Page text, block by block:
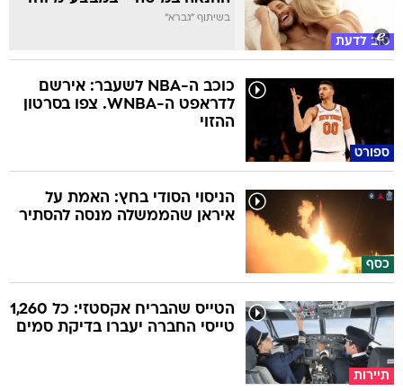
טוב לדעת
בשיתוף "גברא"
ספורט
כוכב ה-NBA לשעבר: אירשם
לדראפט ה-WNBA. צפו בסרטון
ההזוי
כסף
הניסוי הסודי בחץ: האמת על
איראן שהממשלה מנסה להסתיר
תיירות
הטייס שהבריח אקסטזי: כל 1,260
טייסי החברה יעברו בדיקת סמים